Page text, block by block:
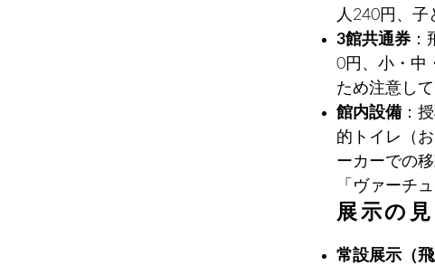
人240円、子
3館共通券：
0円、小・中
ため注意し
館内設備：
的トイレ（
ーカーでの
「ヴァーチ
展示の
常設展示（飛